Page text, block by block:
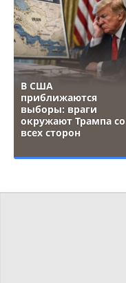
В США
приближаются
выборы: враги
окружают Трампа со
всех сторон